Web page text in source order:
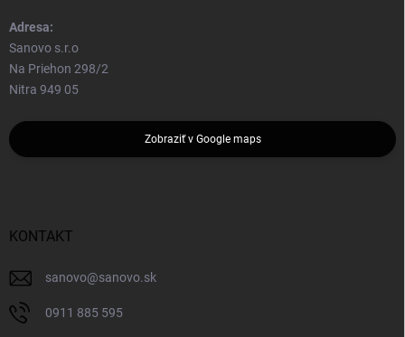
Adresa:
Sanovo s.r.o
Na Priehon 298/2
Nitra 949 05
Zobraziť v Google maps
KONTAKT
sanovo@sanovo.sk
0911 885 595